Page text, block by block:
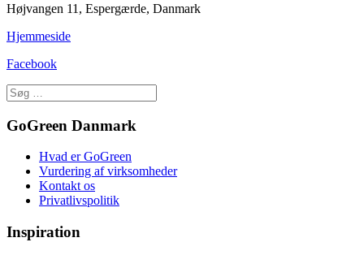
Højvangen 11, Espergærde, Danmark
Hjemmeside
Facebook
GoGreen Danmark
Hvad er GoGreen
Vurdering af virksomheder
Kontakt os
Privatlivspolitik
Inspiration